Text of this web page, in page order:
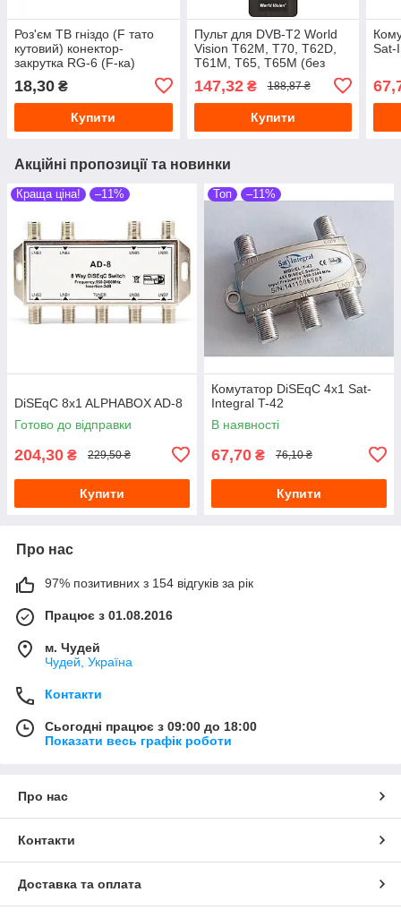
Роз'єм ТВ гніздо (F тато
кутовий) конектор-
закрутка RG-6 (F-ка)
18,30 ₴
Купити
Пульт для DVB-T2 World
Vision T62M, T70, T62D,
T61M, T65, T65M (без
147,32₴ 188,87 ₴
Купити
Sat-
Акційні пропозиції та новинки
Краща ціна! –11%
DiSEqC 8x1 ALPHABOX AD-8
Готово до відправки
204,30 ₴ 229,50 ₴
Купити
Топ –11%
Комутатор DiSEqC 4х1 Sat-
Integral T-42
В наявності
67,70 ₴ 76,10 ₴
Купити
Про нас
97% позитивних з 154 відгуків за рік
Працює з 01.08.2016
м. Чудей
Чудей, Україна
Контакти
Сьогодні працює з 09:00 до 18:00
Показати весь графік роботи
Про нас
Контакти
Доставка та оплата